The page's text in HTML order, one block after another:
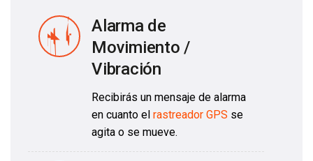
Alarma de
Movimiento /
Vibración
Recibirás un mensaje de alarma
en cuanto el rastreador GPS se
agita o se mueve.